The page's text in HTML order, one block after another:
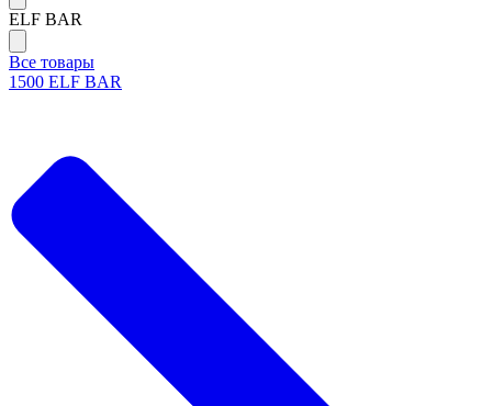
ELF BAR
Все товары
1500 ELF BAR